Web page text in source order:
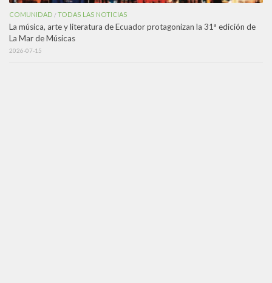
COMUNIDAD /TODAS LAS NOTICIAS
La música, arte y literatura de Ecuador protagonizan la 31ª edición de
La Mar de Músicas
2026-07-15